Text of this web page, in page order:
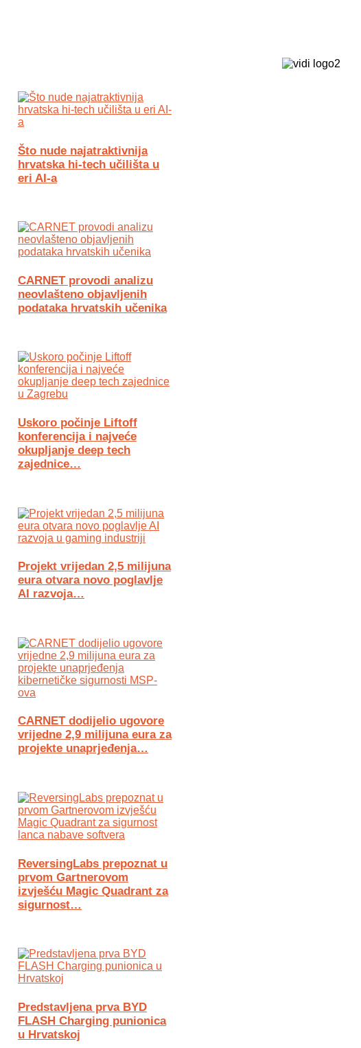
Što nude najatraktivnija
hrvatska hi-tech učilišta u
eri AI-a
CARNET provodi analizu
neovlašteno objavljenih
podataka hrvatskih učenika
Uskoro počinje Liftoff
konferencija i najveće
okupljanje deep tech
zajednice…
Projekt vrijedan 2,5 milijuna
eura otvara novo poglavlje
AI razvoja…
CARNET dodijelio ugovore
vrijedne 2,9 milijuna eura za
projekte unaprjeđenja…
ReversingLabs prepoznat u
prvom Gartnerovom
izvješću Magic Quadrant za
sigurnost…
Predstavljena prva BYD
FLASH Charging punionica
u Hrvatskoj